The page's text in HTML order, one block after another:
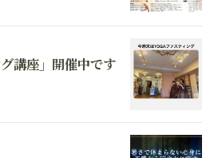
グ講座」開催中です